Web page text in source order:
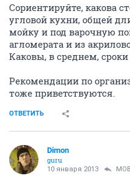
Сориентируйте, какова
угловой кухни, общей
мойку и под варочную
агломерата и из
Каковы, в среднем,
Рекомендации по
тоже приветствуются.
ОТВЕТИТЬ
Dimon
guru
10 января 2013